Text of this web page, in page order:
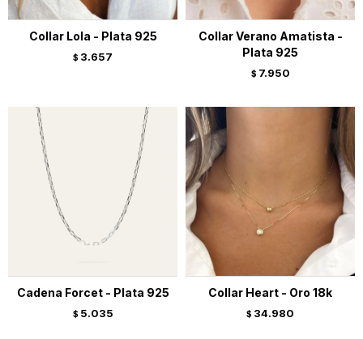
Collar Lola - Plata 925
$ 3.657
Collar Verano Amatista -
Plata 925
$ 7.950
Cadena Forcet - Plata 925
$ 5.035
Collar Heart - Oro 18k
$ 34.980